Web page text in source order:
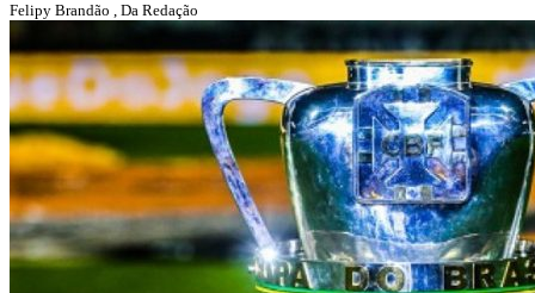
Felipy Brandão , Da Redação